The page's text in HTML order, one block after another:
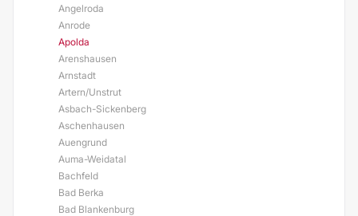
Angelroda
Anrode
Apolda
Arenshausen
Arnstadt
Artern/Unstrut
Asbach-Sickenberg
Aschenhausen
Auengrund
Auma-Weidatal
Bachfeld
Bad Berka
Bad Blankenburg